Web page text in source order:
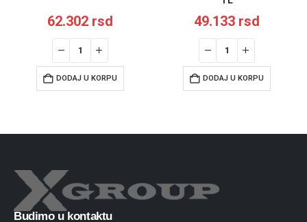
62.302 rsd
DODAJ U KORPU
49.133 rsd
DODAJ U KORPU
Budimo u kontaktu